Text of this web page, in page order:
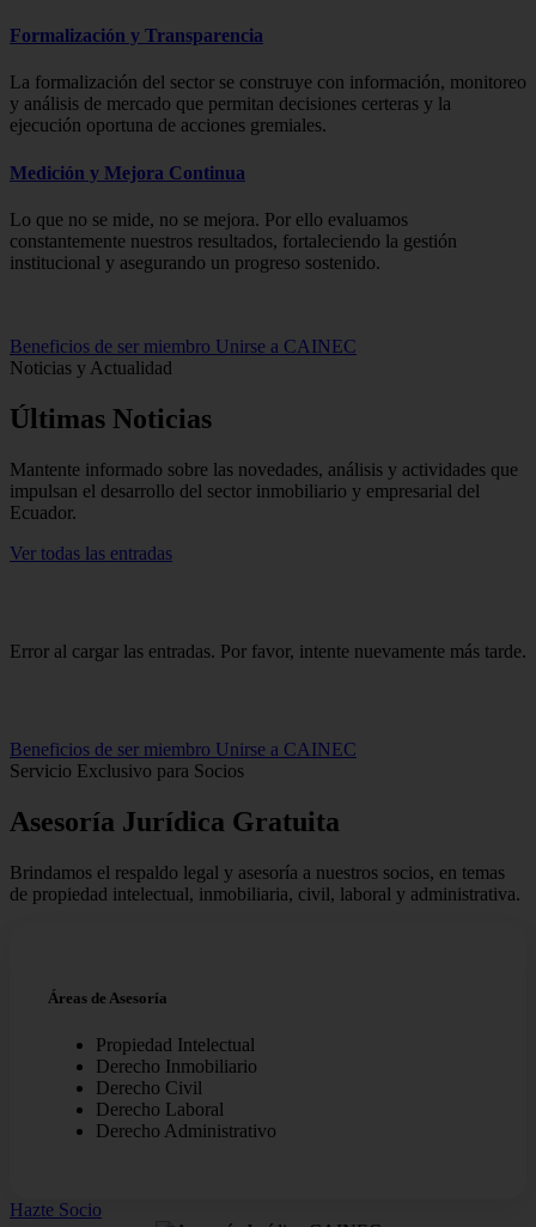
Formalización y Transparencia
La formalización del sector se construye con información, monitoreo
y análisis de mercado que permitan decisiones certeras y la
ejecución oportuna de acciones gremiales.
Medición y Mejora Continua
Lo que no se mide, no se mejora. Por ello evaluamos
constantemente nuestros resultados, fortaleciendo la gestión
institucional y asegurando un progreso sostenido.
Beneficios de ser miembro Unirse a CAINEC
Noticias y Actualidad
Últimas Noticias
Mantente informado sobre las novedades, análisis y actividades que
impulsan el desarrollo del sector inmobiliario y empresarial del
Ecuador.
Ver todas las entradas
Error al cargar las entradas. Por favor, intente nuevamente más tarde.
Beneficios de ser miembro Unirse a CAINEC
Servicio Exclusivo para Socios
Asesoría Jurídica Gratuita
Brindamos el respaldo legal y asesoría a nuestros socios, en temas
de propiedad intelectual, inmobiliaria, civil, laboral y administrativa.
Áreas de Asesoría
Propiedad Intelectual
Derecho Inmobiliario
Derecho Civil
Derecho Laboral
Derecho Administrativo
Hazte Socio